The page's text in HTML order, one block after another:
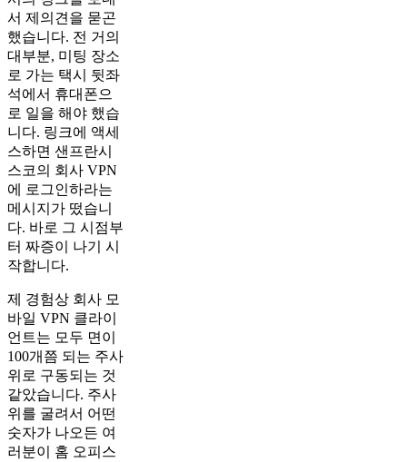
서 제의견을 묻곤
했습니다. 전 거의
대부분, 미팅 장소
로 가는 택시 뒷좌
석에서 휴대폰으
로 일을 해야 했습
니다. 링크에 액세
스하면 샌프란시
스코의 회사 VPN
에 로그인하라는
메시지가 떴습니
다. 바로 그 시점부
터 짜증이 나기 시
작합니다.
제 경험상 회사 모
바일 VPN 클라이
언트는 모두 면이
100개쯤 되는 주사
위로 구동되는 것
같았습니다. 주사
위를 굴려서 어떤
숫자가 나오든 여
러분이 홈 오피스